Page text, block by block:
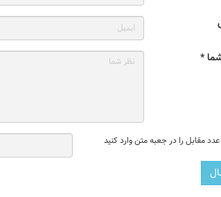
*
عدد مقابل را در جعبه متن وارد کنید